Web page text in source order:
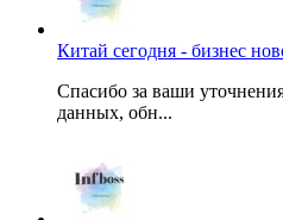
Китай сегодня - бизнес
Спасибо за ваши
данных, обн...